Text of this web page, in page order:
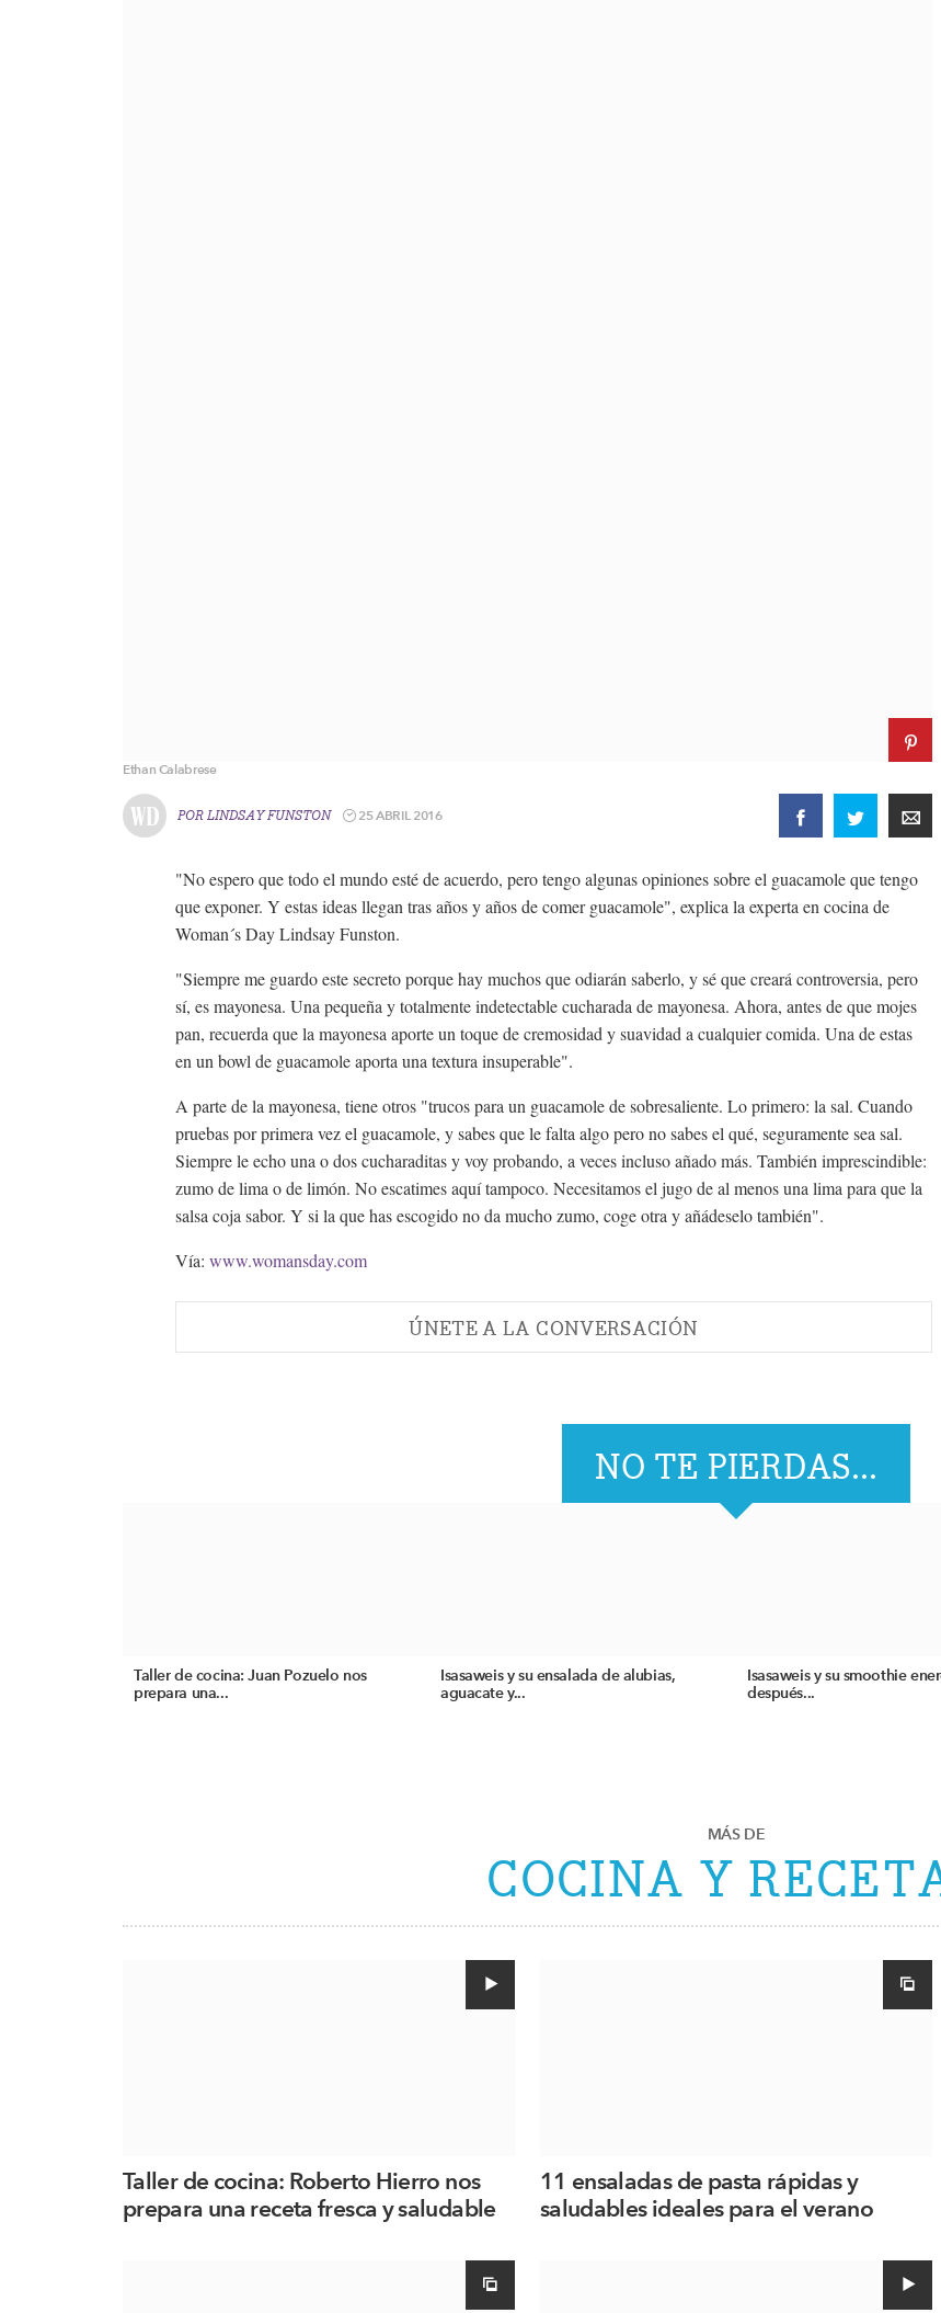
Ethan Calabrese
POR LINDSAY FUNSTON 25 ABRIL 2016
"No espero que todo el mundo esté de acuerdo, pero tengo algunas opiniones sobre el guacamole que tengo
que exponer. Y estas ideas llegan tras años y años de comer guacamole", explica la experta en cocina de
Woman´s Day Lindsay Funston.
"Siempre me guardo este secreto porque hay muchos que odiarán saberlo, y sé que creará controversia, pero
sí, es mayonesa. Una pequeña y totalmente indetectable cucharada de mayonesa. Ahora, antes de que mojes
pan, recuerda que la mayonesa aporte un toque de cremosidad y suavidad a cualquier comida. Una de estas
en un bowl de guacamole aporta una textura insuperable".
A parte de la mayonesa, tiene otros "trucos para un guacamole de sobresaliente. Lo primero: la sal. Cuando
pruebas por primera vez el guacamole, y sabes que le falta algo pero no sabes el qué, seguramente sea sal.
Siempre le echo una o dos cucharaditas y voy probando, a veces incluso añado más. También imprescindible:
zumo de lima o de limón. No escatimes aquí tampoco. Necesitamos el jugo de al menos una lima para que la
salsa coja sabor. Y si la que has escogido no da mucho zumo, coge otra y añádeselo también".
Vía: www.womansday.com
ÚNETE A LA CONVERSACIÓN
NO TE PIERDAS...
Taller de cocina: Juan Pozuelo nos
prepara una...
Isasaweis y su ensalada de alubias,
aguacate y...
Isasaweis y su smoothie
después...
MÁS DE
COCINA Y
Taller de cocina: Roberto Hierro nos
prepara una receta fresca y saludable
11 ensaladas de pasta rápidas y
saludables ideales para el verano